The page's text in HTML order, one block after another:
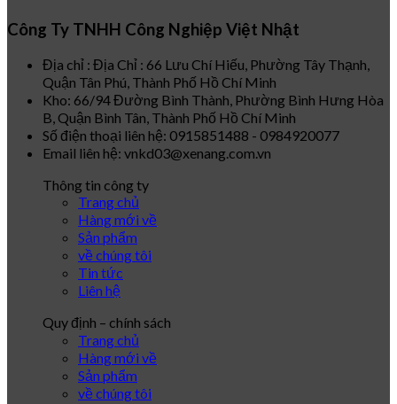
Công Ty TNHH Công Nghiệp Việt Nhật
Địa chỉ : Địa Chỉ : 66 Lưu Chí Hiếu, Phường Tây Thạnh,
Quận Tân Phú, Thành Phố Hồ Chí Minh
Kho: 66/94 Đường Bình Thành, Phường Bình Hưng Hòa
B, Quận Bình Tân, Thành Phố Hồ Chí Minh
Số điện thoại liên hệ: 0915851488 - 0984920077
Email liên hệ: vnkd03@xenang.com.vn
Thông tin công ty
Trang chủ
Hàng mới về
Sản phẩm
về chúng tôi
Tin tức
Liên hệ
Quy định – chính sách
Trang chủ
Hàng mới về
Sản phẩm
về chúng tôi